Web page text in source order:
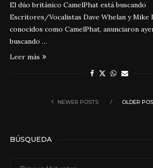
El dúo británico CamelPhat está buscando
Escritores/Vocalistas Dave Whelan y Mike
conocidos como CamelPhat, anunciaron
buscando …
Leer más
NEWER POSTS OLDER
BÚSQUEDA